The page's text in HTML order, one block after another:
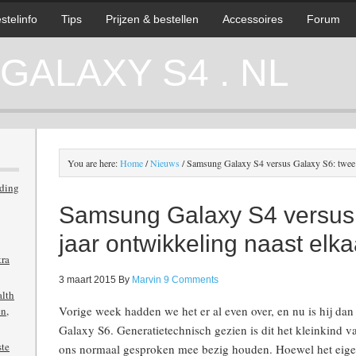
Tips Prijzen & bestellen Accessoires Forum
S4 . NL
You are here:Home/Nieuws /Samsung Galaxy S4 versus Galaxy S6:
Samsung Galaxy S4
jaar ontwikkeling naast
3 maart 2015 By Marvin 9 Comments
Vorige week hadden we het er al even over, en nu is hij
Galaxy S6. Generatietechnisch gezien is dit het kleinkind
ons normaal gesproken mee bezig houden. Hoewel het